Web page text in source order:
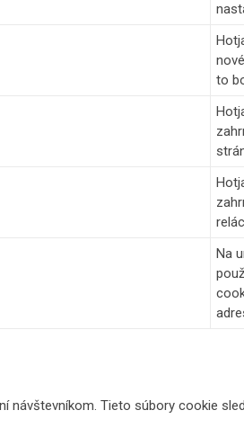
to
Na
Tieto súbory cookie